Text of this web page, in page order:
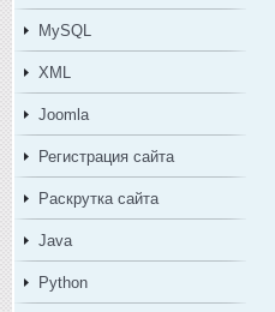
MySQL
XML
Joomla
Регистрация сайта
Раскрутка сайта
Java
Python